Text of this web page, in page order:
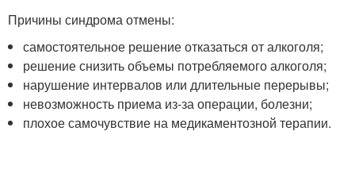
Причины синдрома отмены:
самостоятельное решение отказаться от алкоголя;
решение снизить объемы потребляемого алкоголя;
нарушение интервалов или длительные перерывы;
невозможность приема из-за операции, болезни;
плохое самочувствие на медикаментозной терапии.